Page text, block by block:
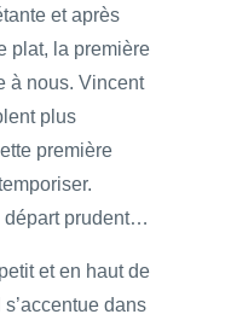
et après
plat, la première
à nous. Vincent
plus
première
départ prudent…
et en haut de
dans